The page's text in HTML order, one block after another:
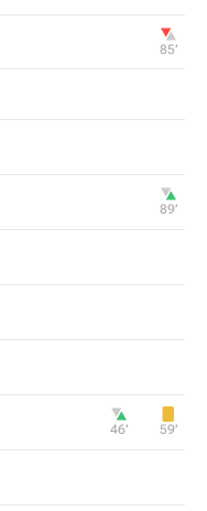
85‎’‎
89‎’‎
46‎’‎ 59‎’‎